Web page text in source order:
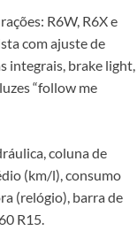
R6W, R6X e
com ajuste de
integrais, brake light,
“follow me
coluna de
(km/l), consumo
(relógio), barra de
R15.